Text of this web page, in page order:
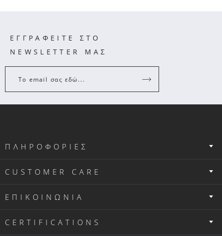
ΕΓΓΡΑΦΕΙΤΕ ΣΤΟ
NEWSLETTER ΜΑΣ
Το email σας εδώ...
ΠΛΗΡΟΦΟΡΙΕΣ
CUSTOMER CARE
ΕΠΙΚΟΙΝΩΝΙΑ
CERTIFICATIONS